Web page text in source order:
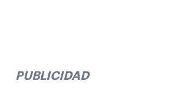
PUBLICIDAD